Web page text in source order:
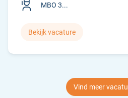
MBO 3...
Bekijk vacature
Vind meer